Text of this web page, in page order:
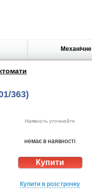
Механічне
363)
Наявність уточнюйте
немає в наявності
Купити в розстрочку